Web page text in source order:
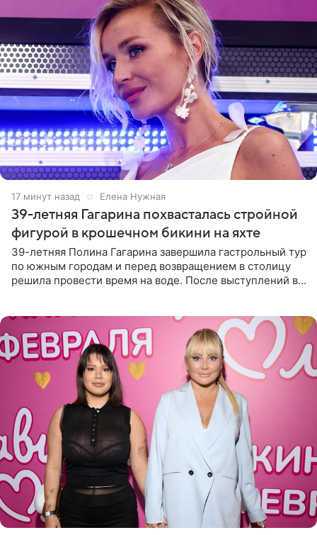
17 минут назад Елена Нужная
39-летняя Гагарина похвасталась стройной
фигурой в крошечном бикини на яхте
39-летняя Полина Гагарина завершила гастрольный тур
по южным городам и перед возвращением в столицу
решила провести время на воде. После выступлений в